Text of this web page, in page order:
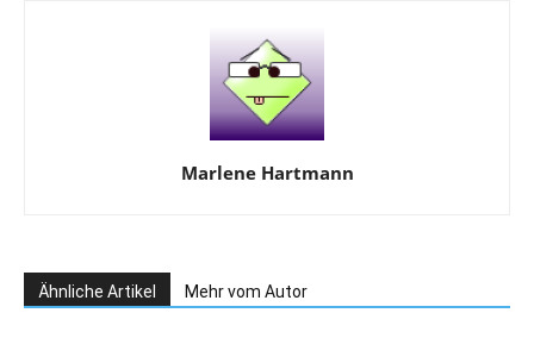
Marlene Hartmann
Ähnliche Artikel Mehr vom Autor